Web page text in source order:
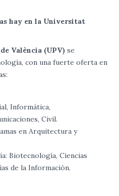
hay en la Universitat
València (UPV) se
con una fuerte oferta en
Informática,
Civil.
en Arquitectura y
Biotecnología, Ciencias
de la Información.